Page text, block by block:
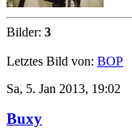
Bilder: 3
Letztes Bild von: BOP
Sa, 5. Jan 2013, 19:02
Buxy